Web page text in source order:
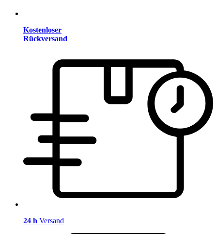
Kostenloser
Rückversand
24 h Versand